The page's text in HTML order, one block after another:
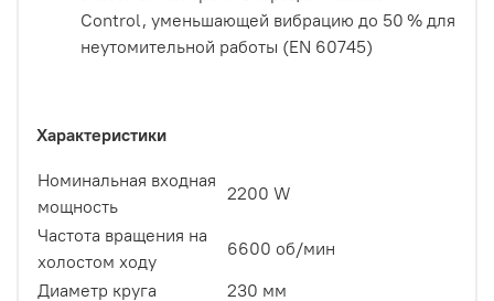
Control, уменьшающей вибрацию до 50 % для
неутомительной работы (EN 60745)
Характеристики
Номинальная входная
мощность
2200 W
Частота вращения на
холостом ходу
6600 об/мин
Диаметр круга
230 мм